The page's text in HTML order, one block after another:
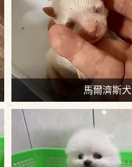
馬爾濟斯犬